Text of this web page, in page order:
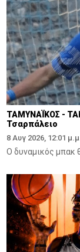
ΤΑΜΥΝΑΪΚΟΣ -
Τσαρπάλειο
8 Αυγ 2026, 12:01
Ο δυναμικός μπακ